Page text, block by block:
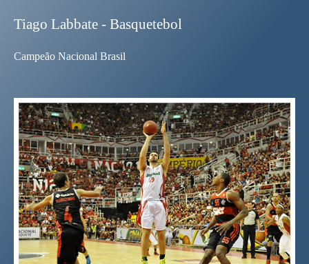
Tiago Labbate - Basquetebol
Campeão Nacional Brasil